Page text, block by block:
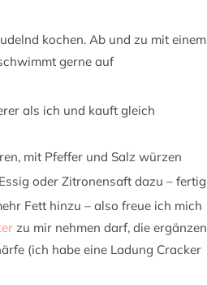
kochen. Ab und zu mit einem
gerne auf
als ich und kauft gleich
mit Pfeffer und Salz würzen
oder Zitronensaft dazu – fertig
Fett hinzu – also freue ich mich
zu mir nehmen darf, die ergänzen
(ich habe eine Ladung Cracker